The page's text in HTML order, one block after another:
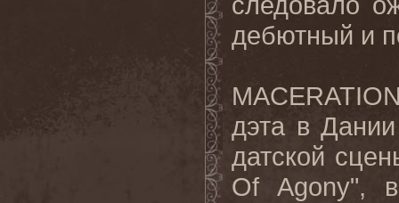
дебютный и
дэта в
датской
Of Agony",